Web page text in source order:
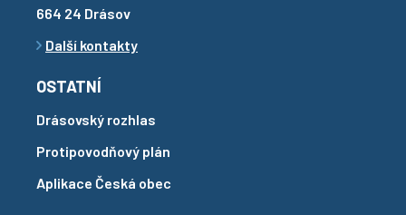
664 24 Drásov
Další kontakty
OSTATNÍ
Drásovský rozhlas
Protipovodňový plán
Aplikace Česká obec